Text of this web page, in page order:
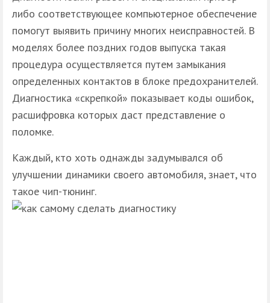
либо соответствующее компьютерное обеспечение
помогут выявить причину многих неисправностей. В
моделях более поздних годов выпуска такая
процедура осуществляется путем замыкания
определенных контактов в блоке предохранителей.
Диагностика «скрепкой» показывает коды ошибок,
расшифровка которых даст представление о
поломке.
Каждый, кто хоть однажды задумывался об
улучшении динамики своего автомобиля, знает, что
такое чип-тюнинг.